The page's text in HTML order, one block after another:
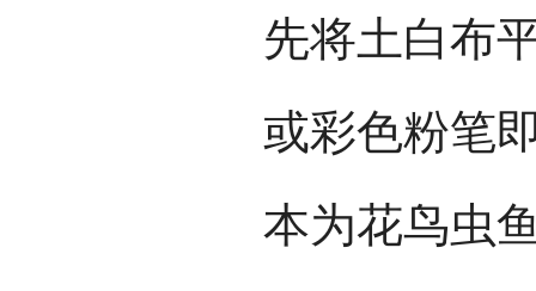
先将土白布
或彩色粉笔
本为花鸟虫